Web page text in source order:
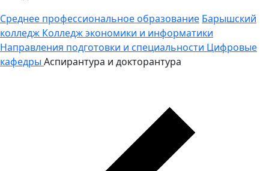
Среднее профессиональное образование Барышский
колледж Колледж экономики и информатики
Направления подготовки и специальности Цифровые
кафедры Аспирантура и докторантура